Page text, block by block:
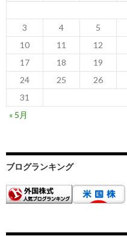
3
4 5
10
11 12
17
18 19
24
25 26
31
« 5月
ブログランキング